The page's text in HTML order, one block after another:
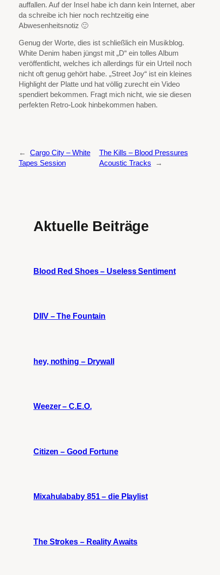
auffallen. Auf der Insel habe ich dann kein Internet, aber
da schreibe ich hier noch rechtzeitig eine
Abwesenheitsnotiz 🙂
Genug der Worte, dies ist schließlich ein Musikblog.
White Denim haben jüngst mit „D“ ein tolles Album
veröffentlicht, welches ich allerdings für ein Urteil noch
nicht oft genug gehört habe. „Street Joy“ ist ein kleines
Highlight der Platte und hat völlig zurecht ein Video
spendiert bekommen. Fragt mich nicht, wie sie diesen
perfekten Retro-Look hinbekommen haben.
←
Cargo City – White
Tapes Session
The Kills – Blood Pressures
Acoustic Tracks
→
Aktuelle Beiträge
Blood Red Shoes – Useless Sentiment
DIIV – The Fountain
hey, nothing – Drywall
Weezer – C.E.O.
Citizen – Good Fortune
Mixahulababy 851 – die Playlist
The Strokes – Reality Awaits